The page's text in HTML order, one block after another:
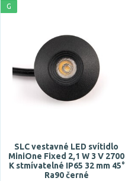
Úhel vyzařování
G
SLC vestavné LED svítidlo
MiniOne Fixed 2,1 W 3 V 2700
K stmívatelné IP65 32 mm 45°
Ra90 černé